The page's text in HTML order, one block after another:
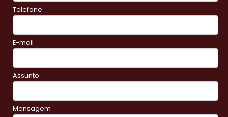
Telefone
E-mail
Assunto
Mensagem